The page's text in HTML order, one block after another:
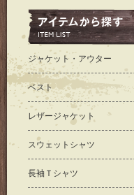
ジャケット・アウター
ベスト
レザージャケット
スウェットシャツ
長袖Ｔシャツ